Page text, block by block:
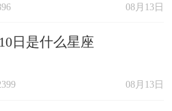
08月13日
日是什么星座
08月13日